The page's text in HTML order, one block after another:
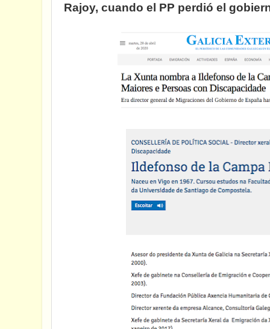
Rajoy, cuando el PP perdió el